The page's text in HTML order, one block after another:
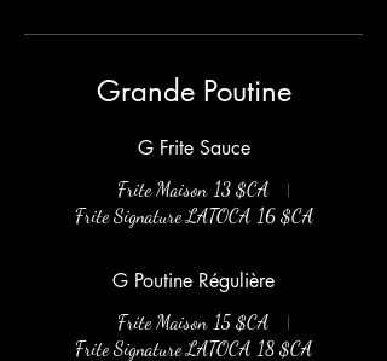
Grande Poutine
G Frite Sauce
Frite Maison 13 $CA
Frite Signature LATOCA 16 $CA
G Poutine Régulière
Frite Maison 15 $CA
Frite Signature LATOCA 18 $CA